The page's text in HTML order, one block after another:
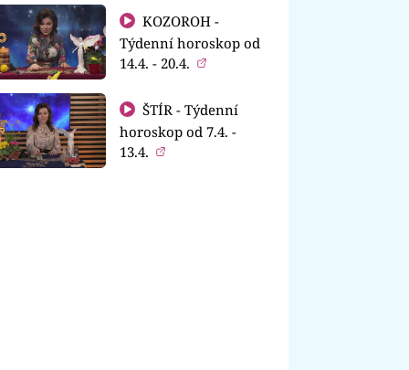
KOZOROH -
Týdenní horoskop od
14.4. - 20.4.
ŠTÍR - Týdenní
horoskop od 7.4. -
13.4.